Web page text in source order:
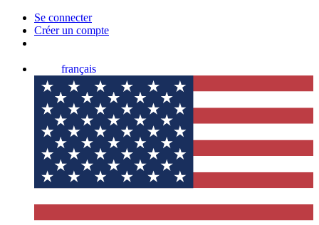
Se connecter
Créer un compte
français